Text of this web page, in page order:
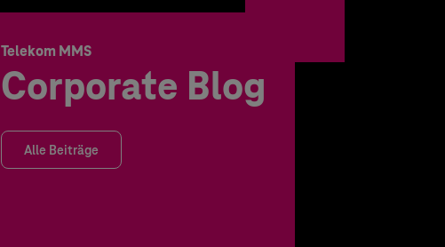
Telekom MMS
Corporate Blog
Alle Beiträge